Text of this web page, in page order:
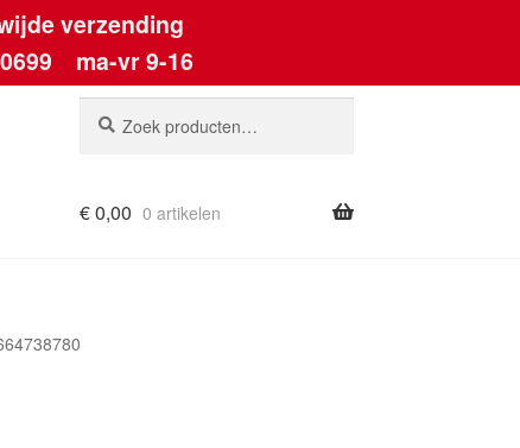
verzending
ma-vr 9-16
naar:
€0,00 0 artikelen